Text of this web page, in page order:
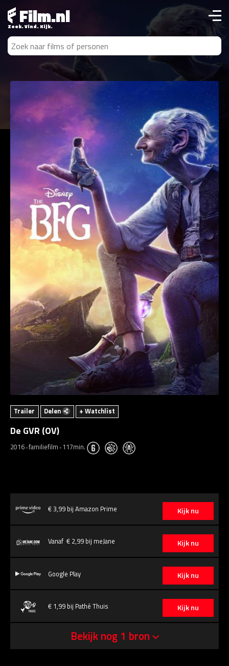
Film.nl
Zoek. Vind. Kijk.
Trailer Delen + Watchlist
De GVR (OV)
2016 familiefilm 117min.
Kijk nu
€ 3,99 bij Amazon Prime
Kijk nu
Vanaf € 2,99 bij meJane
Kijk nu
Google Play
Kijk nu
€ 1,99 bij Pathé Thuis
Bekijk nog 1 bron